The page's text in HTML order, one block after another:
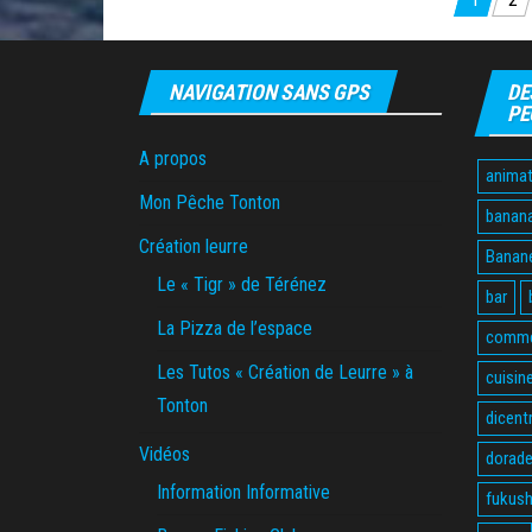
des
publications
NAVIGATION SANS GPS
A propos
Mon Pêche Tonton
Création leurre
Le « Tigr » de Térénez
La Pizza de l’espace
Les Tutos « Création de Leurre » à
Tonton
Vidéos
Information Informative
bar